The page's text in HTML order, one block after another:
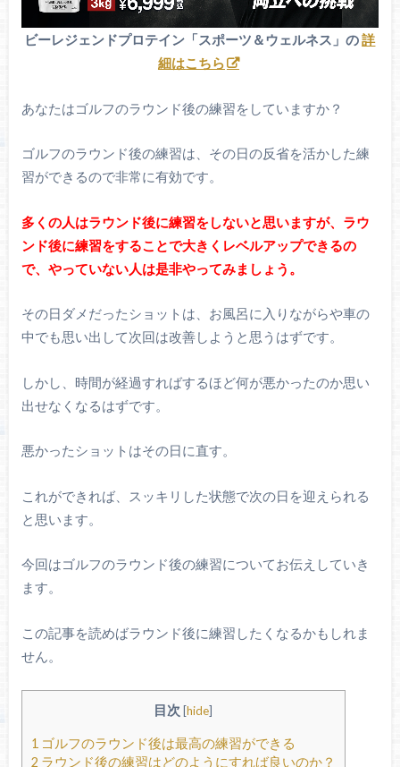
ビーレジェンドプロテイン「スポーツ＆ウェルネス」の詳
細はこちら
あなたはゴルフのラウンド後の練習をしていますか？
ゴルフのラウンド後の練習は、その日の反省を活かした練
習ができるので非常に有効です。
多くの人はラウンド後に練習をしないと思いますが、ラウ
ンド後に練習をすることで大きくレベルアップできるの
で、やっていない人は是非やってみましょう。
その日ダメだったショットは、お風呂に入りながらや車の
中でも思い出して次回は改善しようと思うはずです。
しかし、時間が経過すればするほど何が悪かったのか思い
出せなくなるはずです。
悪かったショットはその日に直す。
これができれば、スッキリした状態で次の日を迎えられる
と思います。
今回はゴルフのラウンド後の練習についてお伝えしていき
ます。
この記事を読めばラウンド後に練習したくなるかもしれま
せん。
目次 [hide]
1 ゴルフのラウンド後は最高の練習ができる
2 ラウンド後の練習はどのようにすれば良いのか？